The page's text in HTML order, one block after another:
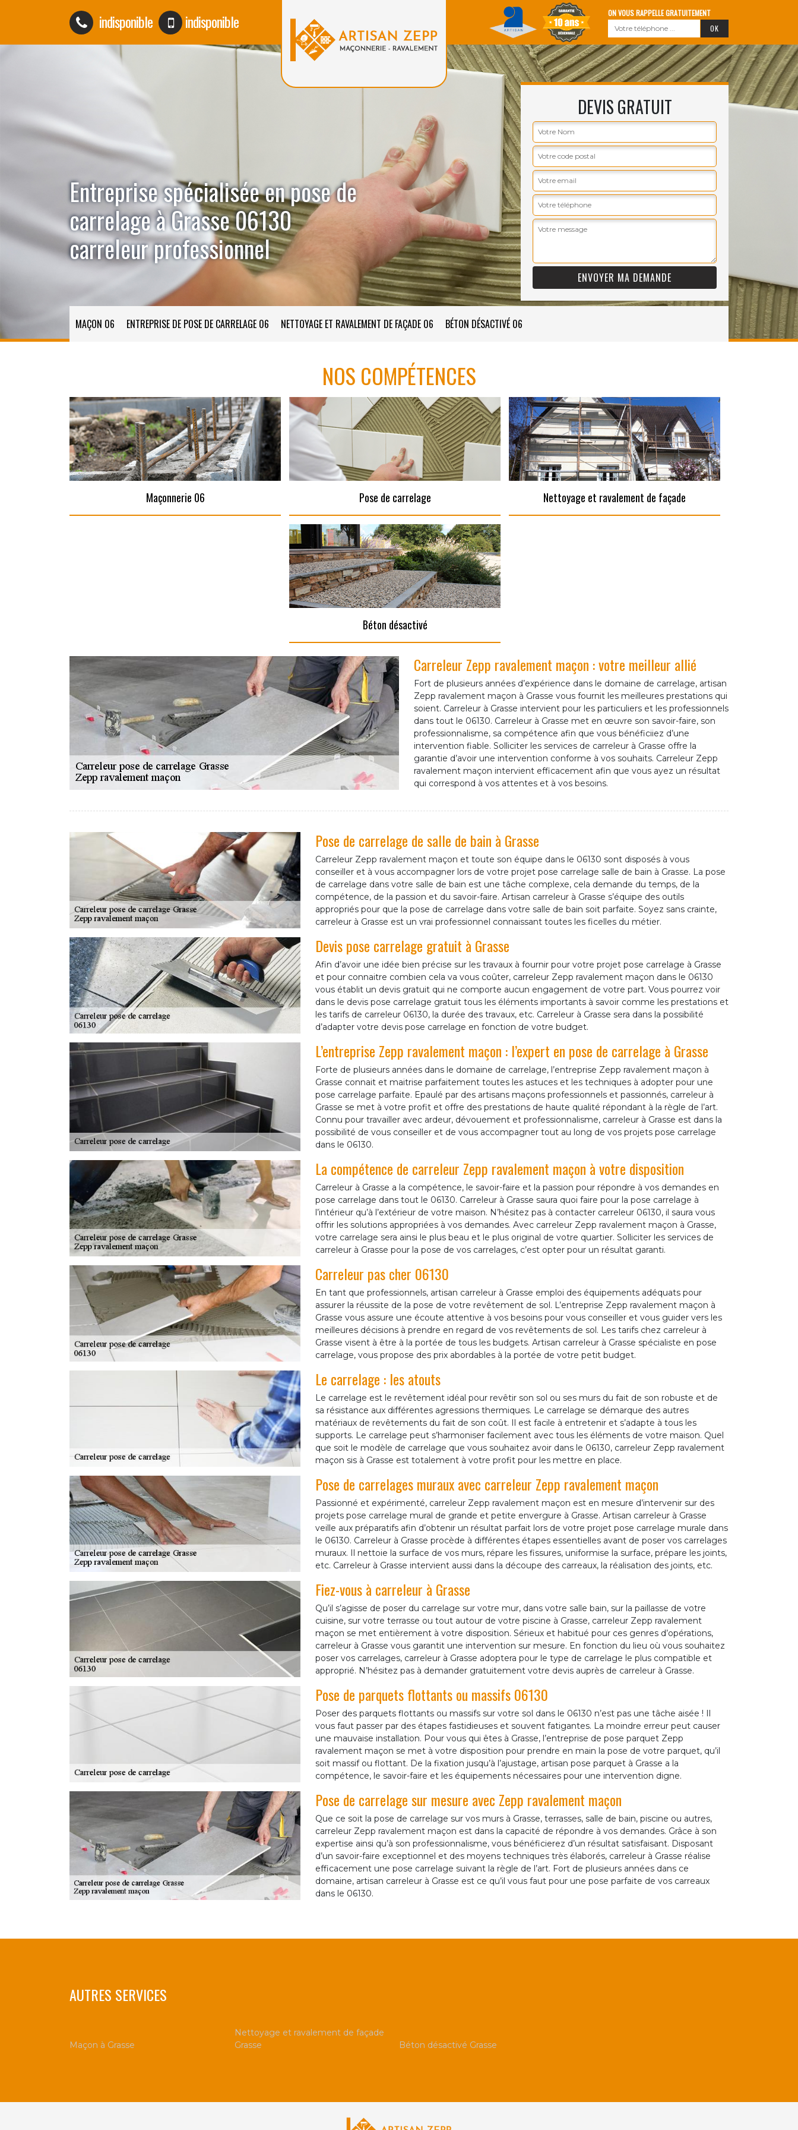
indisponible indisponible ON VOUS RAPPELLE GRATUITEMENT
Entreprise spécialisée en pose de
carrelage à Grasse 06130
carreleur professionnel
DEVIS GRATUIT
MAÇON 06 ENTREPRISE DE POSE DE CARRELAGE 06 NETTOYAGE ET RAVALEMENT DE FAÇADE 06 BÉTON DÉSACTIVÉ 06
NOS COMPÉTENCES
Maçonnerie 06 Pose de carrelage Nettoyage et ravalement de façade
Béton désactivé
Carreleur Zepp ravalement maçon : votre meilleur allié
Fort de plusieurs années d’expérience dans le domaine de carrelage, artisan
Zepp ravalement maçon à Grasse vous fournit les meilleures prestations qui
soient. Carreleur à Grasse intervient pour les particuliers et les professionnels
dans tout le 06130. Carreleur à Grasse met en œuvre son savoir-faire, son
professionnalisme, sa compétence afin que vous bénéficiiez d’une
intervention fiable. Solliciter les services de carreleur à Grasse offre la
garantie d’avoir une intervention conforme à vos souhaits. Carreleur Zepp
ravalement maçon intervient efficacement afin que vous ayez un résultat
qui correspond à vos attentes et à vos besoins.
Pose de carrelage de salle de bain à Grasse
Carreleur Zepp ravalement maçon et toute son équipe dans le 06130 sont disposés à vous
conseiller et à vous accompagner lors de votre projet pose carrelage salle de bain à Grasse. La pose
de carrelage dans votre salle de bain est une tâche complexe, cela demande du temps, de la
compétence, de la passion et du savoir-faire. Artisan carreleur à Grasse s’équipe des outils
appropriés pour que la pose de carrelage dans votre salle de bain soit parfaite. Soyez sans crainte,
carreleur à Grasse est un vrai professionnel connaissant toutes les ficelles du métier.
Devis pose carrelage gratuit à Grasse
Afin d’avoir une idée bien précise sur les travaux à fournir pour votre projet pose carrelage à Grasse
et pour connaitre combien cela va vous coûter, carreleur Zepp ravalement maçon dans le 06130
vous établit un devis gratuit qui ne comporte aucun engagement de votre part. Vous pourrez voir
dans le devis pose carrelage gratuit tous les éléments importants à savoir comme les prestations et
les tarifs de carreleur 06130, la durée des travaux, etc. Carreleur à Grasse sera dans la possibilité
d’adapter votre devis pose carrelage en fonction de votre budget.
L’entreprise Zepp ravalement maçon : l’expert en pose de carrelage à Grasse
Forte de plusieurs années dans le domaine de carrelage, l’entreprise Zepp ravalement maçon à
Grasse connait et maitrise parfaitement toutes les astuces et les techniques à adopter pour une
pose carrelage parfaite. Epaulé par des artisans maçons professionnels et passionnés, carreleur à
Grasse se met à votre profit et offre des prestations de haute qualité répondant à la règle de l’art.
Connu pour travailler avec ardeur, dévouement et professionnalisme, carreleur à Grasse est dans la
possibilité de vous conseiller et de vous accompagner tout au long de vos projets pose carrelage
dans le 06130.
La compétence de carreleur Zepp ravalement maçon à votre disposition
Carreleur à Grasse a la compétence, le savoir-faire et la passion pour répondre à vos demandes en
pose carrelage dans tout le 06130. Carreleur à Grasse saura quoi faire pour la pose carrelage à
l’intérieur qu’à l’extérieur de votre maison. N’hésitez pas à contacter carreleur 06130, il saura vous
offrir les solutions appropriées à vos demandes. Avec carreleur Zepp ravalement maçon à Grasse,
votre carrelage sera ainsi le plus beau et le plus original de votre quartier. Solliciter les services de
carreleur à Grasse pour la pose de vos carrelages, c’est opter pour un résultat garanti.
Carreleur pas cher 06130
En tant que professionnels, artisan carreleur à Grasse emploi des équipements adéquats pour
assurer la réussite de la pose de votre revêtement de sol. L’entreprise Zepp ravalement maçon à
Grasse vous assure une écoute attentive à vos besoins pour vous conseiller et vous guider vers les
meilleures décisions à prendre en regard de vos revêtements de sol. Les tarifs chez carreleur à
Grasse visent à être à la portée de tous les budgets. Artisan carreleur à Grasse spécialiste en pose
carrelage, vous propose des prix abordables à la portée de votre petit budget.
Le carrelage : les atouts
Le carrelage est le revêtement idéal pour revêtir son sol ou ses murs du fait de son robuste et de
sa résistance aux différentes agressions thermiques. Le carrelage se démarque des autres
matériaux de revêtements du fait de son coût. Il est facile à entretenir et s’adapte à tous les
supports. Le carrelage peut s’harmoniser facilement avec tous les éléments de votre maison. Quel
que soit le modèle de carrelage que vous souhaitez avoir dans le 06130, carreleur Zepp ravalement
maçon sis à Grasse est totalement à votre profit pour les mettre en place.
Pose de carrelages muraux avec carreleur Zepp ravalement maçon
Passionné et expérimenté, carreleur Zepp ravalement maçon est en mesure d’intervenir sur des
projets pose carrelage mural de grande et petite envergure à Grasse. Artisan carreleur à Grasse
veille aux préparatifs afin d’obtenir un résultat parfait lors de votre projet pose carrelage murale dans
le 06130. Carreleur à Grasse procède à différentes étapes essentielles avant de poser vos carrelages
muraux. Il nettoie la surface de vos murs, répare les fissures, uniformise la surface, prépare les joints,
etc. Carreleur à Grasse intervient aussi dans la découpe des carreaux, la réalisation des joints, etc.
Fiez-vous à carreleur à Grasse
Qu’il s’agisse de poser du carrelage sur votre mur, dans votre salle bain, sur la paillasse de votre
cuisine, sur votre terrasse ou tout autour de votre piscine à Grasse, carreleur Zepp ravalement
maçon se met entièrement à votre disposition. Sérieux et habitué pour ces genres d’opérations,
carreleur à Grasse vous garantit une intervention sur mesure. En fonction du lieu où vous souhaitez
poser vos carrelages, carreleur à Grasse adoptera pour le type de carrelage le plus compatible et
approprié. N’hésitez pas à demander gratuitement votre devis auprès de carreleur à Grasse.
Pose de parquets flottants ou massifs 06130
Poser des parquets flottants ou massifs sur votre sol dans le 06130 n’est pas une tâche aisée ! Il
vous faut passer par des étapes fastidieuses et souvent fatigantes. La moindre erreur peut causer
une mauvaise installation. Pour vous qui êtes à Grasse, l’entreprise de pose parquet Zepp
ravalement maçon se met à votre disposition pour prendre en main la pose de votre parquet, qu’il
soit massif ou flottant. De la fixation jusqu’à l’ajustage, artisan pose parquet à Grasse a la
compétence, le savoir-faire et les équipements nécessaires pour une intervention digne.
Pose de carrelage sur mesure avec Zepp ravalement maçon
Que ce soit la pose de carrelage sur vos murs à Grasse, terrasses, salle de bain, piscine ou autres,
carreleur Zepp ravalement maçon est dans la capacité de répondre à vos demandes. Grâce à son
expertise ainsi qu’à son professionnalisme, vous bénéficierez d’un résultat satisfaisant. Disposant
d’un savoir-faire exceptionnel et des moyens techniques très élaborés, carreleur à Grasse réalise
efficacement une pose carrelage suivant la règle de l’art. Fort de plusieurs années dans ce
domaine, artisan carreleur à Grasse est ce qu’il vous faut pour une pose parfaite de vos carreaux
dans le 06130.
AUTRES SERVICES
Maçon à Grasse
Nettoyage et ravalement de façade
Grasse
Béton désactivé Grasse